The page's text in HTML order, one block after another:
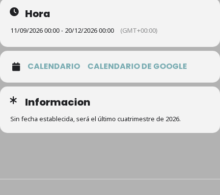
Hora
11/09/2026 00:00 - 20/12/2026 00:00 (GMT+00:00)
CALENDARIO CALENDARIO DE GOOGLE
Informacion
Sin fecha establecida, será el último cuatrimestre de 2026.